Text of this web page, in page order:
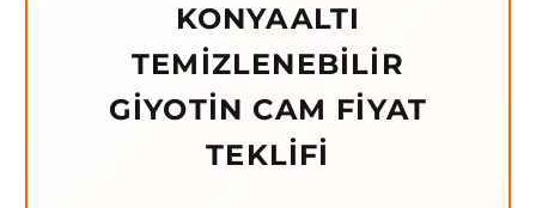
KONYAALTI
TEMIZLENEBILIR
GIYOTIN CAM FIYAT
TEKLIFI
Gaziantep
Giresun